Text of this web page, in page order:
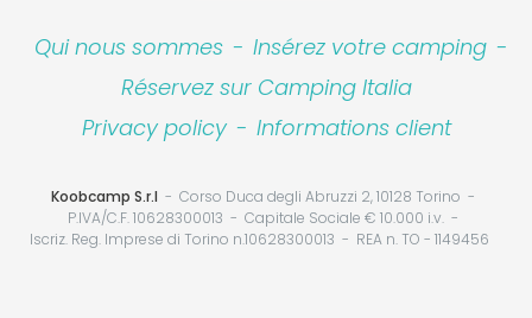
Qui nous sommes - Insérez votre camping -
Réservez sur Camping Italia
Privacy policy - Informations client
Koobcamp S.r.l
Corso Duca degli Abruzzi 2, 10128 Torino
P.IVA/C.F. 10628300013
Capitale Sociale € 10.000 i.v.
Iscriz. Reg. Imprese di Torino n.10628300013
REA n. TO - 1149456